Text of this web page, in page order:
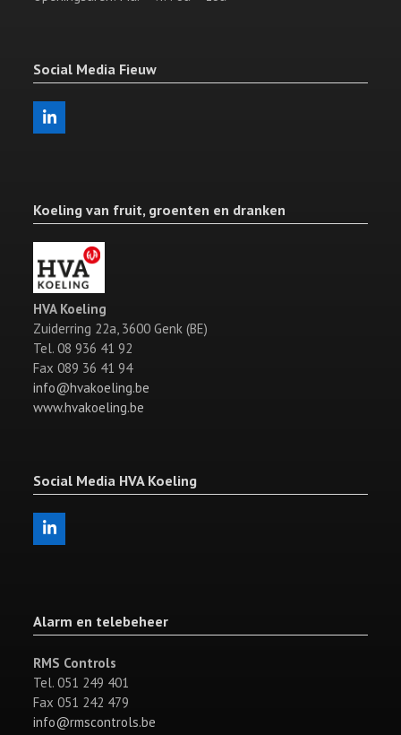
Social Media Fieuw
LinkedIn
Koeling van fruit, groenten en dranken
HVA Koeling
Zuiderring 22a, 3600 Genk (BE)
Tel. 08 936 41 92
Fax 089 36 41 94
info@hvakoeling.be
www.hvakoeling.be
Social Media HVA Koeling
LinkedIn
Alarm en telebeheer
RMS Controls
Tel. 051 249 401
Fax 051 242 479
info@rmscontrols.be